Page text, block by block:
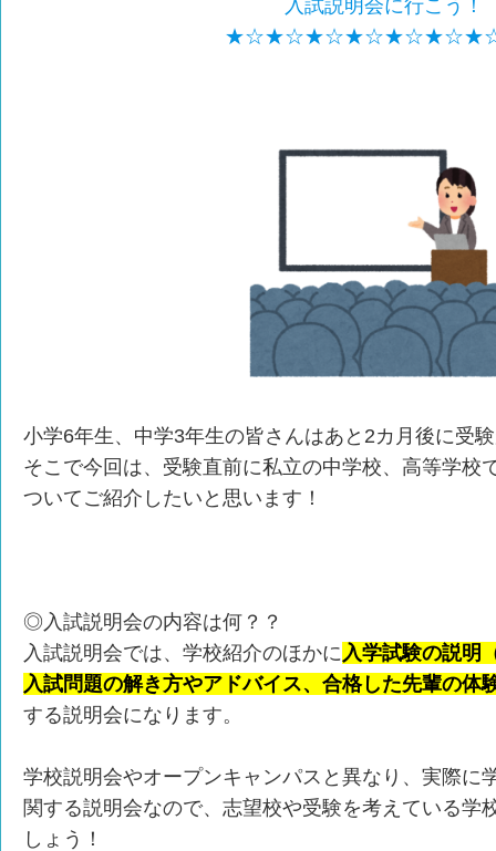
入試説明会に行こう！
小学6年生、中学3年生の皆さんはあと2カ月後に受
そこで今回は、受験直前に私立の中学校、高等学校
ついてご紹介したいと思います！
◎入試説明会の内容は何？？
入試説明会では、学校紹介のほかに 入学試験の説明
入試問題の解き方やアドバイス、合格した先輩の体
する説明会になります。
学校説明会やオープンキャンパスと異なり、実際に
関する説明会なので、志望校や受験を考えている学
しょう！